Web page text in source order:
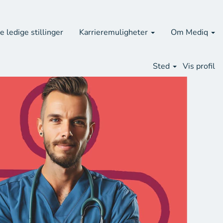
ledige stillinger Karrieremuligheter Om Mediq
Sted Vis profil